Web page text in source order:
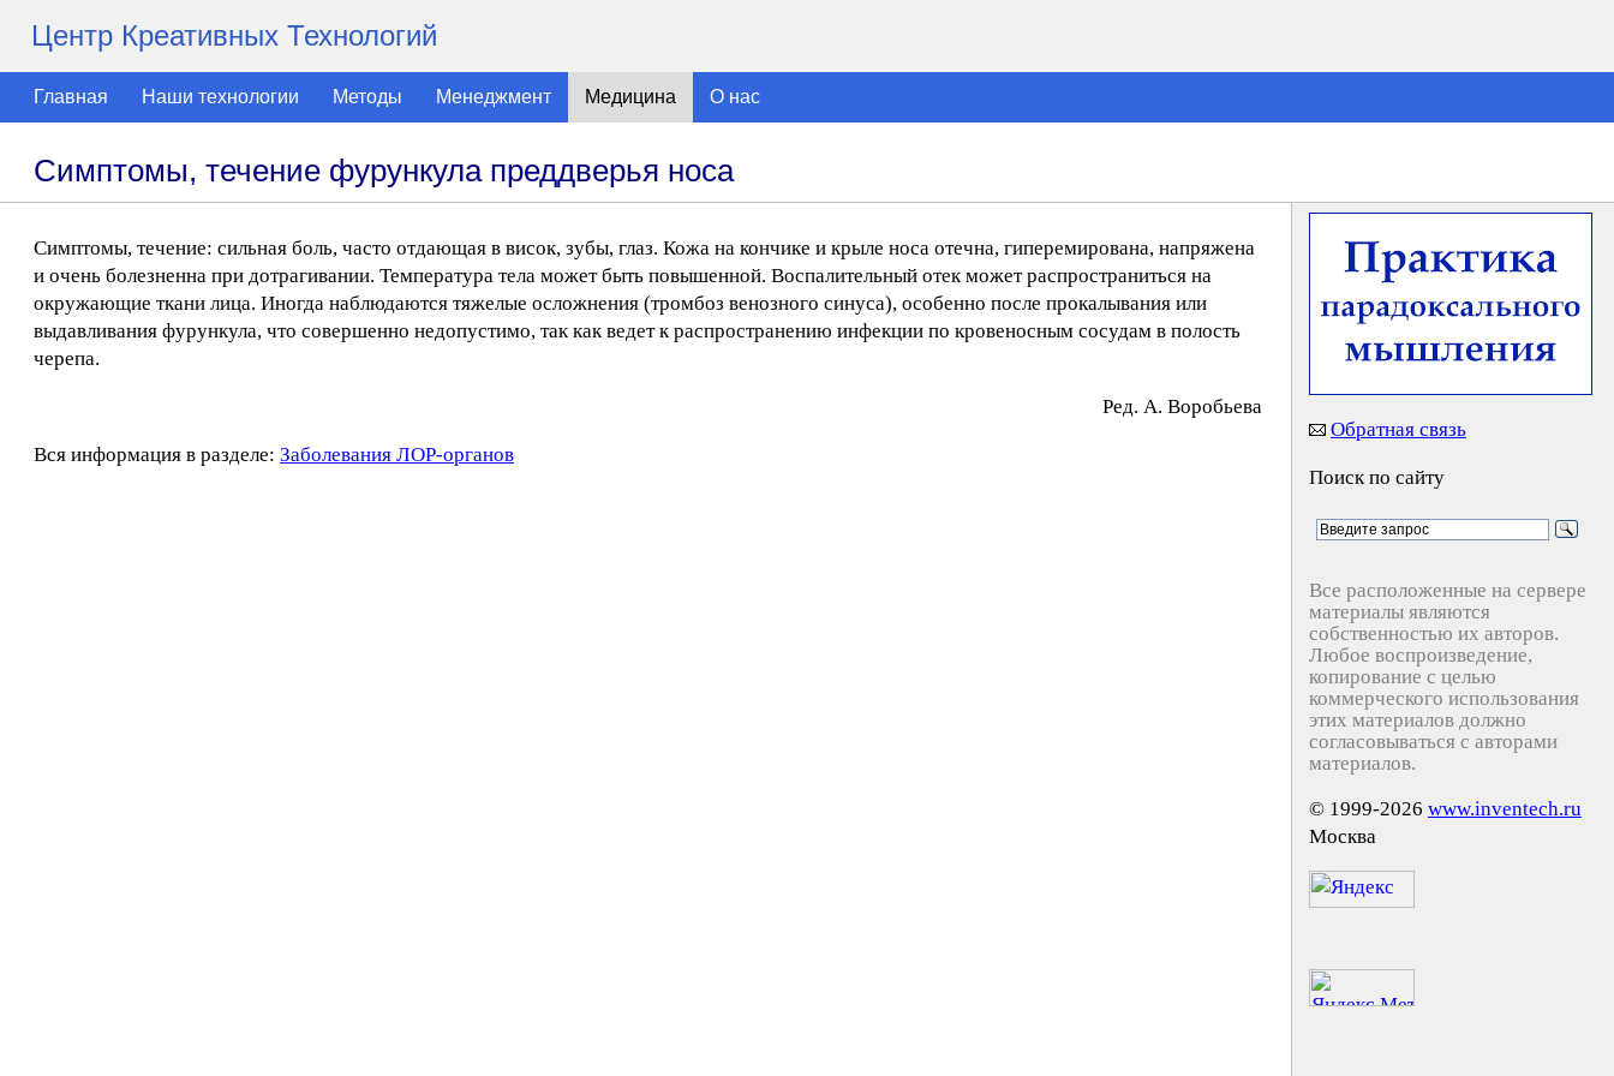
Центр Креативных Технологий
Главная Наши технологии Методы Менеджмент Медицина О нас
Симптомы, течение фурункула преддверья носа
Симптомы, течение: сильная боль, часто отдающая в висок, зубы, глаз. Кожа на кончике и крыле носа отечна, гиперемирована, напряжена
и очень болезненна при дотрагивании. Температура тела может быть повышенной. Воспалительный отек может распространиться на
окружающие ткани лица. Иногда наблюдаются тяжелые осложнения (тромбоз венозного синуса), особенно после прокалывания или
выдавливания фурункула, что совершенно недопустимо, так как ведет к распространению инфекции по кровеносным сосудам в полость
черепа.
Peд. A. Bopoбьeвa
Вся информация в разделе: Заболевания ЛОР-органов
Обратная связь
Поиск по сайту
Все расположенные на сервере
материалы являются
собственностью их авторов.
Любое воспроизведение,
копирование с целью
коммерческого использования
этих материалов должно
согласовываться с авторами
материалов.
© 1999-2026 www.inventech.ru
Москва